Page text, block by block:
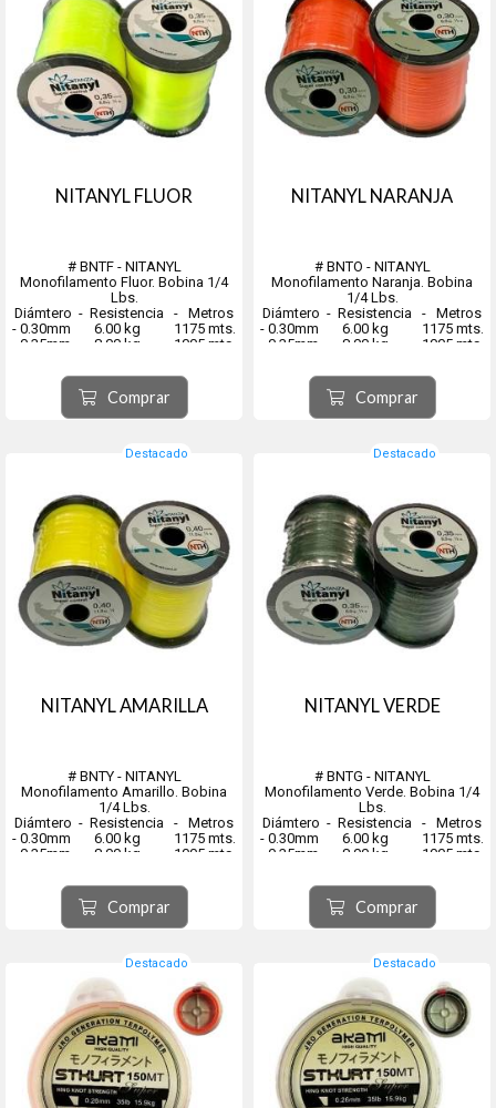
NITANYL FLUOR
# BNTF - NITANYL
Monofilamento Fluor. Bobina 1/4
Lbs.
Diámtero - Resistencia - Metros
- 0.30mm 6.00 kg 1175 mts.
- 0.35mm 8.00 kg 1005 mts.
- 0.45mm 13.00 kg 610 mts.
- 0.50mm 16.00 kg 490 mt...
Comprar
NITANYL NARANJA
# BNTO - NITANYL
Monofilamento Naranja. Bobina
1/4 Lbs.
Diámtero - Resistencia - Metros
- 0.30mm 6.00 kg 1175 mts.
- 0.35mm 8.00 kg 1005 mts.
- 0.45mm 13.00 kg 610 mts.
- 0.50mm 16.00 kg 490 ...
Comprar
Destacado
NITANYL AMARILLA
# BNTY - NITANYL
Monofilamento Amarillo. Bobina
1/4 Lbs.
Diámtero - Resistencia - Metros
- 0.30mm 6.00 kg 1175 mts.
- 0.35mm 8.00 kg 1005 mts.
- 0.45mm 13.00 kg 610 mts.
- 0.50mm 16.00 kg 490...
Comprar
Destacado
NITANYL VERDE
# BNTG - NITANYL
Monofilamento Verde. Bobina 1/4
Lbs.
Diámtero - Resistencia - Metros
- 0.30mm 6.00 kg 1175 mts.
- 0.35mm 8.00 kg 1005 mts.
- 0.45mm 13.00 kg 610 mts.
- 0.50mm 16.00 kg 490 mt...
Comprar
Destacado Destacado